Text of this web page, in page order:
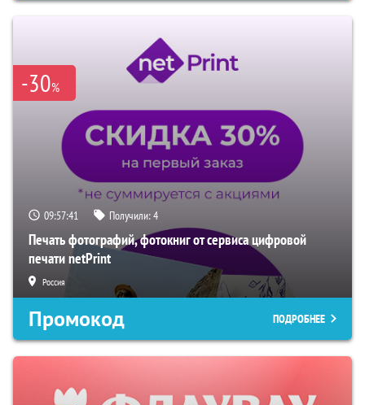
-30%
09:57:40 Получили:4
Печать фотографий, фотокниг от сервиса цифровой
печати netPrint
Россия
Промокод ПОДРОБНЕЕ